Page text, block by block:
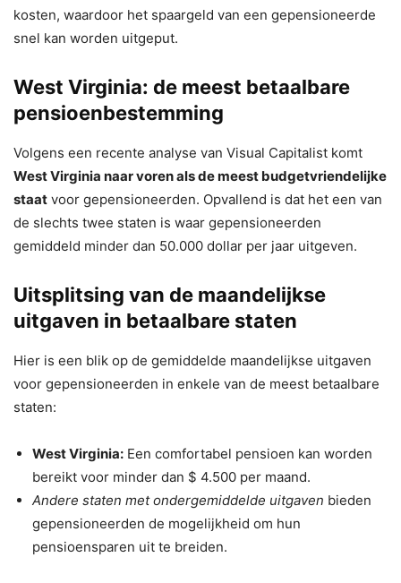
kosten, waardoor het spaargeld van een gepensioneerde
snel kan worden uitgeput.
West Virginia: de meest betaalbare
pensioenbestemming
Volgens een recente analyse van Visual Capitalist komt
West Virginia naar voren als de meest budgetvriendelijke
staat voor gepensioneerden. Opvallend is dat het een van
de slechts twee staten is waar gepensioneerden
gemiddeld minder dan 50.000 dollar per jaar uitgeven.
Uitsplitsing van de maandelijkse
uitgaven in betaalbare staten
Hier is een blik op de gemiddelde maandelijkse uitgaven
voor gepensioneerden in enkele van de meest betaalbare
staten:
West Virginia: Een comfortabel pensioen kan worden
bereikt voor minder dan $ 4.500 per maand.
Andere staten met ondergemiddelde uitgaven bieden
gepensioneerden de mogelijkheid om hun
pensioensparen uit te breiden.